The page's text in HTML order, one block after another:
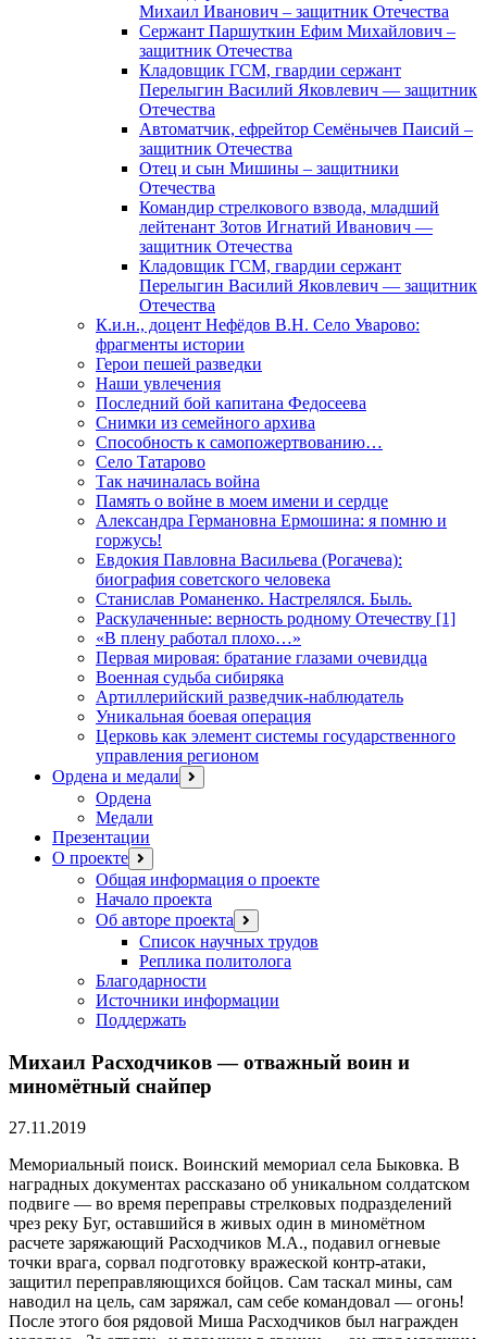
Михаил Иванович – защитник Отечества
Сержант Паршуткин Ефим Михайлович –
защитник Отечества
Кладовщик ГСМ, гвардии сержант
Перелыгин Василий Яковлевич — защитник
Отечества
Автоматчик, ефрейтор Семёнычев Паисий –
защитник Отечества
Отец и сын Мишины – защитники
Отечества
Командир стрелкового взвода, младший
лейтенант Зотов Игнатий Иванович —
защитник Отечества
Кладовщик ГСМ, гвардии сержант
Перелыгин Василий Яковлевич — защитник
Отечества
К.и.н., доцент Нефёдов В.Н. Село Уварово:
фрагменты истории
Герои пешей разведки
Наши увлечения
Последний бой капитана Федосеева
Снимки из семейного архива
Способность к самопожертвованию…
Село Татарово
Так начиналась война
Память о войне в моем имени и сердце
Александра Германовна Ермошина: я помню и
горжусь!
Евдокия Павловна Васильева (Рогачева):
биография советского человека
Станислав Романенко. Настрелялся. Быль.
Раскулаченные: верность родному Отечеству [1]
«В плену работал плохо…»
Первая мировая: братание глазами очевидца
Военная судьба сибиряка
Артиллерийский разведчик-наблюдатель
Уникальная боевая операция
Церковь как элемент системы государственного
управления регионом
Ордена и медали открыть
меню
Ордена
Медали
Презентации
О проекте открыть
меню
Общая информация о проекте
Начало проекта
Об авторе проекта открыть
меню
Список научных трудов
Реплика политолога
Благодарности
Источники информации
Поддержать
Михаил Расходчиков — отважный воин и
миномётный снайпер
27.11.2019
Мемориальный поиск. Воинский мемориал села Быковка. В
наградных документах рассказано об уникальном солдатском
подвиге — во время переправы стрелковых подразделений
чрез реку Буг, оставшийся в живых один в миномётном
расчете заряжающий Расходчиков М.А., подавил огневые
точки врага, сорвал подготовку вражеской контр-атаки,
защитил переправляющихся бойцов. Сам таскал мины, сам
наводил на цель, сам заряжал, сам себе командовал — огонь!
После этого боя рядовой Миша Расходчиков был награжден